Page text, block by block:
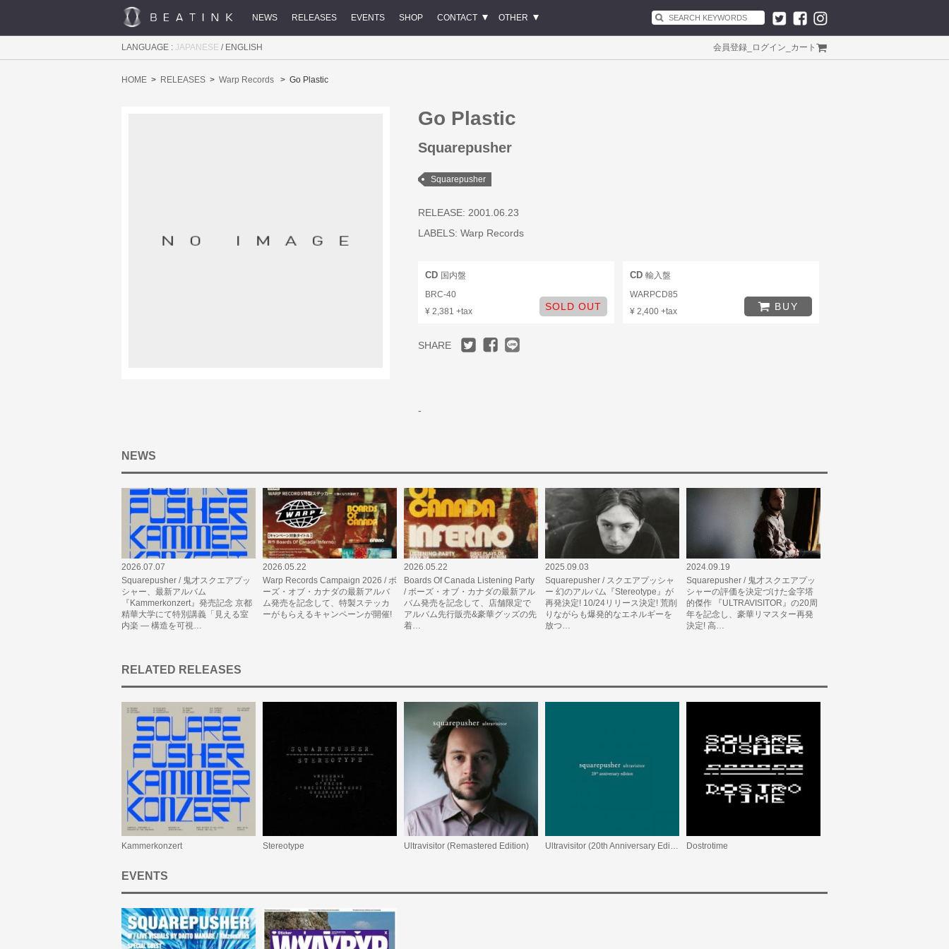
NEWS RELEASES EVENTS SHOP CONTACT OTHER
LANGUAGE : JAPANESE / ENGLISH 会員登録 ログイン カート
HOME RELEASES Warp Records Go Plastic
Go Plastic
Squarepusher
Squarepusher
RELEASE: 2001.06.23
LABELS: Warp Records
CD 国内盤
BRC-40
¥ 2,381 +tax
SOLD OUT
CD 輸入盤
WARPCD85
¥ 2,400 +tax
BUY
SHARE
-
NEWS
2026.07.07
Squarepusher / 鬼才スクエアプッ
シャー、最新アルバム
『Kammerkonzert』発売記念 京都
精華大学にて特別講義「見える室
内楽 — 構造を可視…
2026.05.22
Warp Records Campaign 2026 / ボ
ーズ・オブ・カナダの最新アルバ
ム発売を記念して、特製ステッカ
ーがもらえるキャンペーンが開催!
2026.05.22
Boards Of Canada Listening Party
/ ボーズ・オブ・カナダの最新アル
バム発売を記念して、店舗限定で
アルバム先行販売&豪華グッズの先
着…
2025.09.03
Squarepusher / スクエアプッシャ
ー 幻のアルバム『Stereotype』が
再発決定! 10/24リリース決定! 荒削
りながらも爆発的なエネルギーを
放つ…
2024.09.19
Squarepusher / 鬼才スクエアプッ
シャーの評価を決定づけた金字塔
的傑作 『ULTRAVISITOR』の20周
年を記念し、豪華リマスター再発
決定! 高…
RELATED RELEASES
Kammerkonzert Stereotype Ultravisitor (Remastered Edition) Ultravisitor (20th Anniversary Edition) Dostrotime
EVENTS